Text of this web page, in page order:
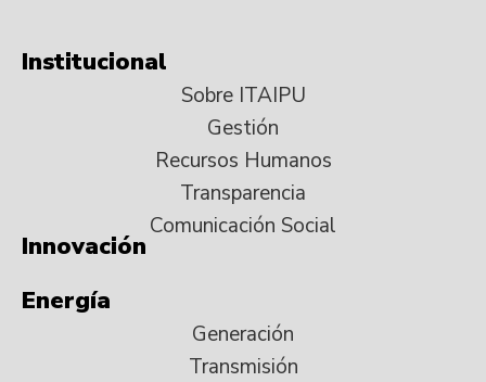
Institucional
Sobre ITAIPU
Gestión
Recursos Humanos
Transparencia
Comunicación Social
Innovación
Energía
Generación
Transmisión